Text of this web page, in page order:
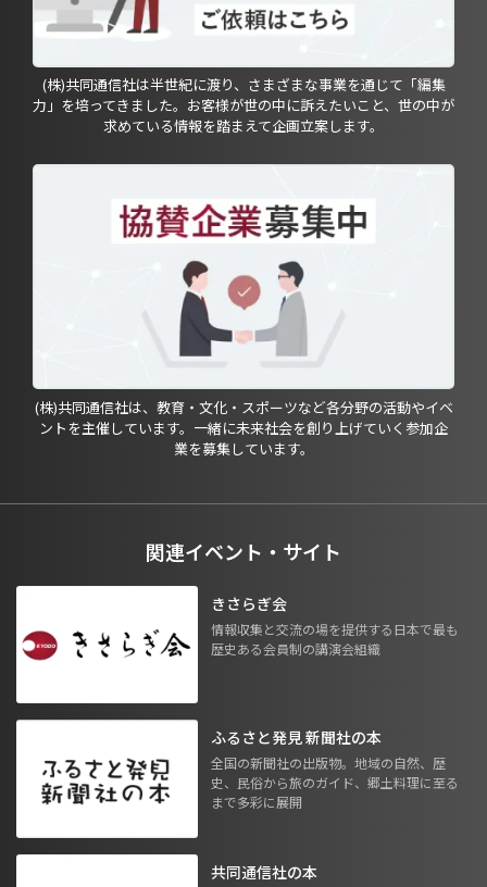
(株)共同通信社は半世紀に渡り、さまざまな事業を通じて「編集
力」を培ってきました。お客様が世の中に訴えたいこと、世の中が
求めている情報を踏まえて企画立案します。
(株)共同通信社は、教育・文化・スポーツなど各分野の活動やイベ
ントを主催しています。一緒に未来社会を創り上げていく参加企
業を募集しています。
関連イベント・サイト
きさらぎ会
情報収集と交流の場を提供する日本で最も
歴史ある会員制の講演会組織
ふるさと発見 新聞社の本
全国の新聞社の出版物。地域の自然、歴
史、民俗から旅のガイド、郷土料理に至る
まで多彩に展開
共同通信社の本